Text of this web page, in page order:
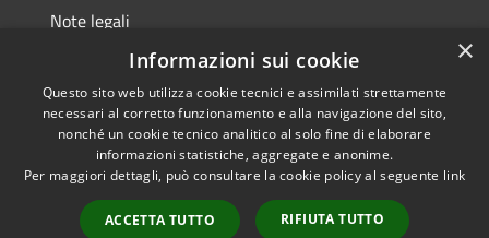
Note legali
Dichiarazione di accessibilità
RSS
Accessibilità
Copyright © 2026 • Comune di
Azzano San Paolo • Powered
byMunicipium
Accesso
×
Informazioni sui cookie
Questo sito web utilizza cookie tecnici e assimilati strettamente
necessari al corretto funzionamento e alla navigazione del sito,
nonché un cookie tecnico analitico al solo fine di elaborare
informazioni statistiche, aggregate e anonime.
Per maggiori dettagli, può consultare la cookie policy al seguente link
ACCETTA TUTTO RIFIUTA TUTTO